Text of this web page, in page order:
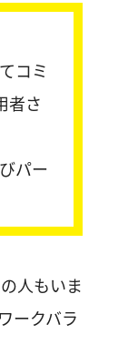
コミ
者さ
パー
人もいま
ークバラ